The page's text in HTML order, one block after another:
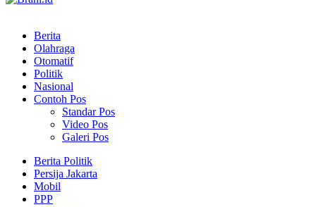
Berita
Olahraga
Otomatif
Politik
Nasional
Contoh Pos
Standar Pos
Video Pos
Galeri Pos
Berita Politik
Persija Jakarta
Mobil
PPP